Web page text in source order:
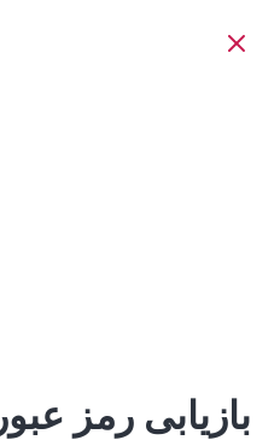
بازیابی رمز عبور